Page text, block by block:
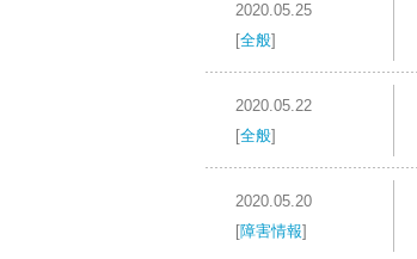
2020.05.25
[全般]
2020.05.22
[全般]
2020.05.20
[障害情報]